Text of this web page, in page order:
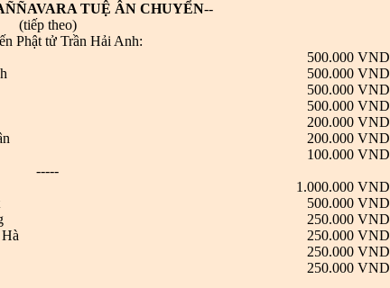
TUỆ ÂN CHUYỂN--
(tiếp theo)
Phật tử Trần Hải Anh:
500.000 VND
500.000 VND
500.000 VND
500.000 VND
200.000 VND
200.000 VND
100.000 VND
-----
1.000.000 VND
500.000 VND
250.000 VND
250.000 VND
250.000 VND
250.000 VND